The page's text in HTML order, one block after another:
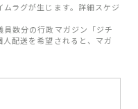
ラグが生じます。詳細スケジ
数分の行政マガジン「ジチ
配送を希望されると、マガ